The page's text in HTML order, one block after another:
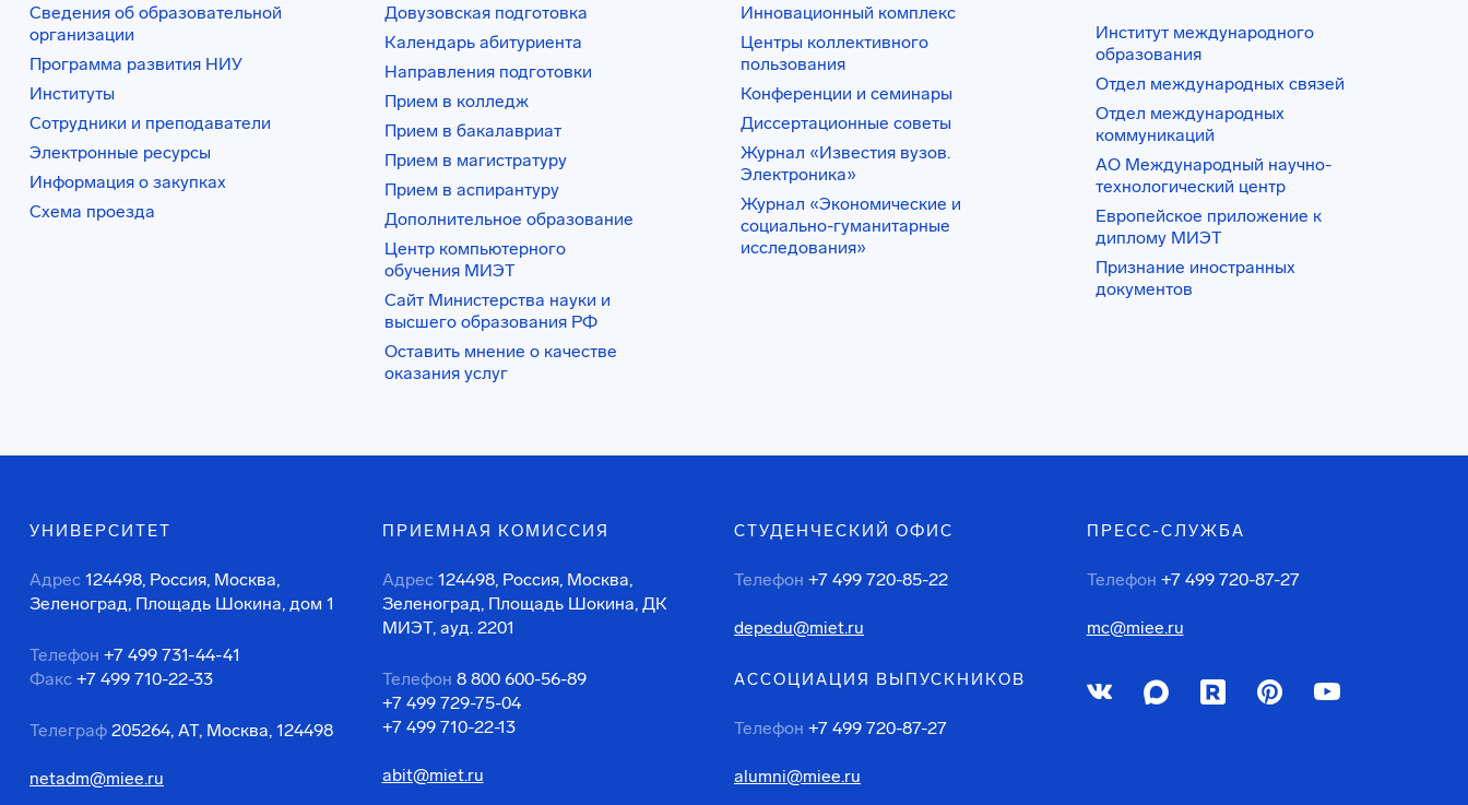
Сведения об образовательной
организации
Программа развития НИУ
Институты
Сотрудники и преподаватели
Электронные ресурсы
Информация о закупках
Схема проезда
Довузовская подготовка
Календарь абитуриента
Направления подготовки
Прием в колледж
Прием в бакалавриат
Прием в магистратуру
Прием в аспирантуру
Дополнительное образование
Центр компьютерного
обучения МИЭТ
Сайт Министерства науки и
высшего образования РФ
Оставить мнение о качестве
оказания услуг
Инновационный комплекс
Центры коллективного
пользования
Конференции и семинары
Диссертационные советы
Журнал «Известия вузов.
Электроника»
Журнал «Экономические и
социально-гуманитарные
исследования»
Институт международного
образования
Отдел международных связей
Отдел международных
коммуникаций
АО Международный научно-
технологический центр
Европейское приложение к
диплому МИЭТ
Признание иностранных
документов
УНИВЕРСИТЕТ
Адрес 124498, Россия, Москва,
Зеленоград, Площадь Шокина, дом 1
Телефон +7 499 731-44-41
Факс +7 499 710-22-33
Телеграф 205264, АТ, Москва, 124498
netadm@miee.ru
ПРИЕМНАЯ КОМИССИЯ
Адрес 124498, Россия, Москва,
Зеленоград, Площадь Шокина, ДК
МИЭТ, ауд. 2201
Телефон 8 800 600-56-89
+7 499 729-75-04
+7 499 710-22-13
abit@miet.ru
СТУДЕНЧЕСКИЙ ОФИС
Телефон +7 499 720-85-22
depedu@miet.ru
АССОЦИАЦИЯ ВЫПУСКНИКОВ
Телефон +7 499 720-87-27
alumni@miee.ru
ПРЕСС-СЛУЖБА
Телефон +7 499 720-87-27
mc@miee.ru